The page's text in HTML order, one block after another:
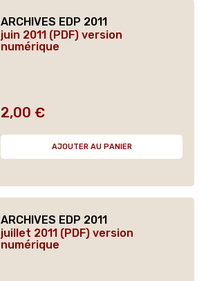
ARCHIVES EDP 2011
juin 2011 (PDF) version
numérique
Prix
2,00 €
AJOUTER AU PANIER
ARCHIVES EDP 2011
juillet 2011 (PDF) version
numérique